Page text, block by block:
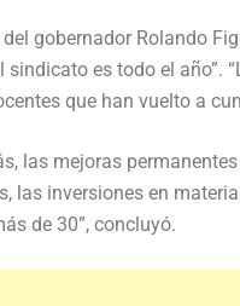
gobernador Rolando
sindicato es todo el año”.
que han vuelto a
las mejoras
las inversiones en
de 30”, concluyó.